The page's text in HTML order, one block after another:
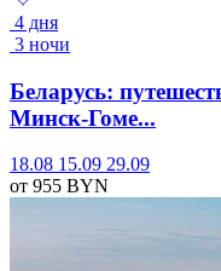
4 дня
3 ночи
Беларусь:
Минск-Гоме...
18.08 15.09 29.09
от 955 BYN